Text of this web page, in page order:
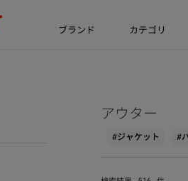
ブランド カテゴリ
アウター
#ジャケット #